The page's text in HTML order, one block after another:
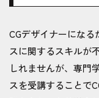
CGデザイナーにな
スに関するスキルが
しれませんが、専門
スを受講することで